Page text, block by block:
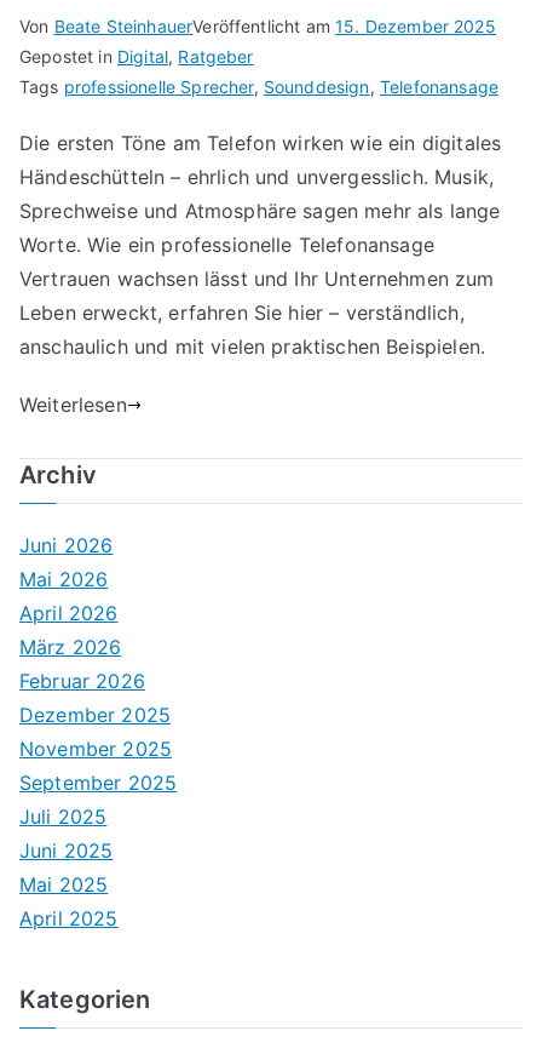
Von Beate SteinhauerVeröffentlicht am15. Dezember 2025
Gepostet in Digital, Ratgeber
Tags professionelle Sprecher, Sounddesign, Telefonansage
Die ersten Töne am Telefon wirken wie ein digitales
Händeschütteln – ehrlich und unvergesslich. Musik,
Sprechweise und Atmosphäre sagen mehr als lange
Worte. Wie ein professionelle Telefonansage
Vertrauen wachsen lässt und Ihr Unternehmen zum
Leben erweckt, erfahren Sie hier – verständlich,
anschaulich und mit vielen praktischen Beispielen.
Weiterlesen
Archiv
Juni 2026
Mai 2026
April 2026
März 2026
Februar 2026
Dezember 2025
November 2025
September 2025
Juli 2025
Juni 2025
Mai 2025
April 2025
Kategorien